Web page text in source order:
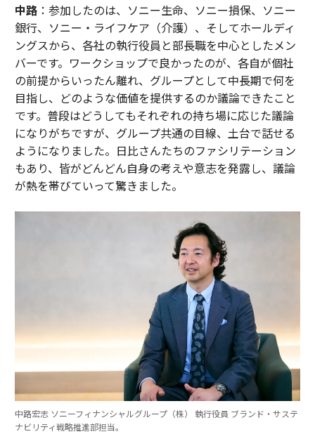
中路：参加したのは、ソニー生命、ソニー損保、ソニー
銀行、ソニー・ライフケア（介護）、そしてホールディ
ングスから、各社の執行役員と部長職を中心としたメン
バーです。ワークショップで良かったのが、各自が個社
の前提からいったん離れ、グループとして中長期で何を
目指し、どのような価値を提供するのか議論できたこと
です。普段はどうしてもそれぞれの持ち場に応じた議論
になりがちですが、グループ共通の目線、土台で話せる
ようになりました。日比さんたちのファシリテーション
もあり、皆がどんどん自身の考えや意志を発露し、議論
が熱を帯びていって驚きました。
中路宏志 ソニーフィナンシャルグループ（株） 執行役員 ブランド・サステ
ナビリティ戦略推進部担当。